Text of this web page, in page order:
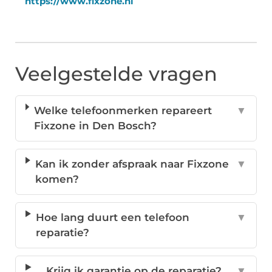
Veelgestelde vragen
Welke telefoonmerken repareert
Fixzone in Den Bosch?
▼
Kan ik zonder afspraak naar Fixzone
komen?
▼
Hoe lang duurt een telefoon
reparatie?
▼